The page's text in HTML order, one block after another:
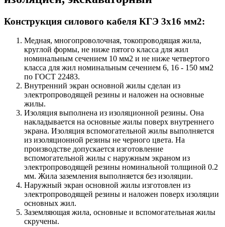
Конструкция силового кабеля КГЭ 3х16 мм2:
Медная, многопроволочная, токопроводящая жила,
круглой формы, не ниже пятого класса для жил
номинальным сечением 10 мм2 и не ниже четвертого
класса для жил номинальным сечением 6, 16 - 150 мм2
по ГОСТ 22483.
Внутренний экран основной жилы сделан из
электропроводящей резины и наложен на основные
жилы.
Изоляция выполнена из изоляционной резины. Она
накладывается на основные жилы поверх внутреннего
экрана. Изоляция вспомогательной жилы выполняется
из изоляционной резины не черного цвета. На
производстве допускается изготовление
вспомогательной жилы с наружным экраном из
электропроводящей резины номинальной толщиной 0.2
мм. Жила заземления выполняется без изоляции.
Наружный экран основной жилы изготовлен из
электропроводящей резины и наложен поверх изоляции
основных жил.
Заземляющая жила, основные и вспомогательная жилы
скручены.